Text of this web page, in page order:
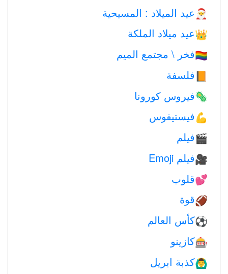
🎅 عيد الميلاد : المسيحية
👑عيد ميلاد الملكة
🏳️‍🌈فخر \ مجتمع الميم
📙 فلسفة
🦠فيروس كورونا
💪 فيستيفوس
🎬فيلم
🎥فيلم Emoji
💕قلوب
🏈قوة
⚽كأس العالم
🎰كازينو
🙆‍♂️كذبة ابريل